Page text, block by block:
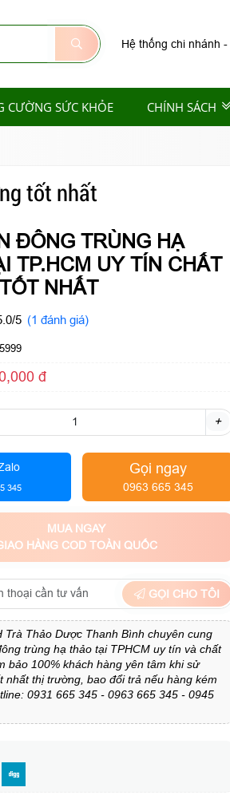
Hệ thống chi nhánh -
CƯỜNG SỨC KHỎE CHÍNH SÁCH
tốt nhất
ĐÔNG TRÙNG HẠ
TP.HCM UY TÍN CHẤT
NHẤT
5 (1 đánh giá)
5999
đ
+
345
Gọi ngay
0963 665 345
MUA NGAY
HÀNG COD TOÀN QUỐC
GỌI CHO TÔI
Trà Thảo Dược Thanh Bình chuyên cung
trùng hạ thảo tại TPHCM uy tín và chất
bảo 100% khách hàng yên tâm khi sử
nhất thị trường, bao đổi trả nếu hàng kém
0931 665 345 - 0963 665 345 - 0945